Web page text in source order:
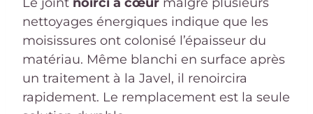
nettoyages énergiques indique que les
moisissures ont colonisé l’épaisseur du
matériau. Même blanchi en surface après
un traitement à la Javel, il renoircira
rapidement. Le remplacement est la seule